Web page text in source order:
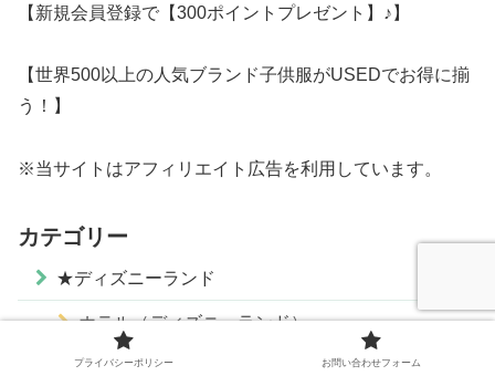
【新規会員登録で【300ポイントプレゼント】♪】
【世界500以上の人気ブランド子供服がUSEDでお得に揃
う！】
※当サイトはアフィリエイト広告を利用しています。
カテゴリー
★ディズニーランド
ホテル（ディズニーランド）
やりたいことリスト
プライバシーポリシー お問い合わせフォーム